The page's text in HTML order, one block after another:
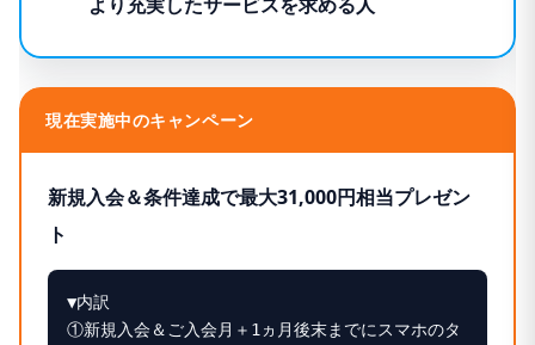
現在実施中のキャンペーン
新規入会＆条件達成で最大31,000円相当プレゼン
ト
▼内訳
①新規入会＆ご入会月＋1ヵ月後末までにスマホのタ